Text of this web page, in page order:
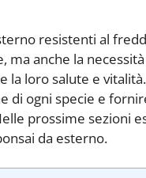
resistenti al
anche la
loro salute e
di ogni specie e
prossime sezioni
da esterno.